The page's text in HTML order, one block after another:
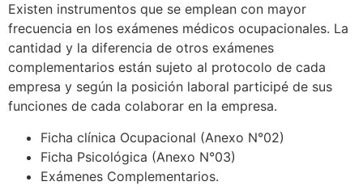
Existen instrumentos que se emplean con mayor
frecuencia en los exámenes médicos ocupacionales. La
cantidad y la diferencia de otros exámenes
complementarios están sujeto al protocolo de cada
empresa y según la posición laboral participé de sus
funciones de cada colaborar en la empresa.
Ficha clínica Ocupacional (Anexo N°02)
Ficha Psicológica (Anexo N°03)
Exámenes Complementarios.